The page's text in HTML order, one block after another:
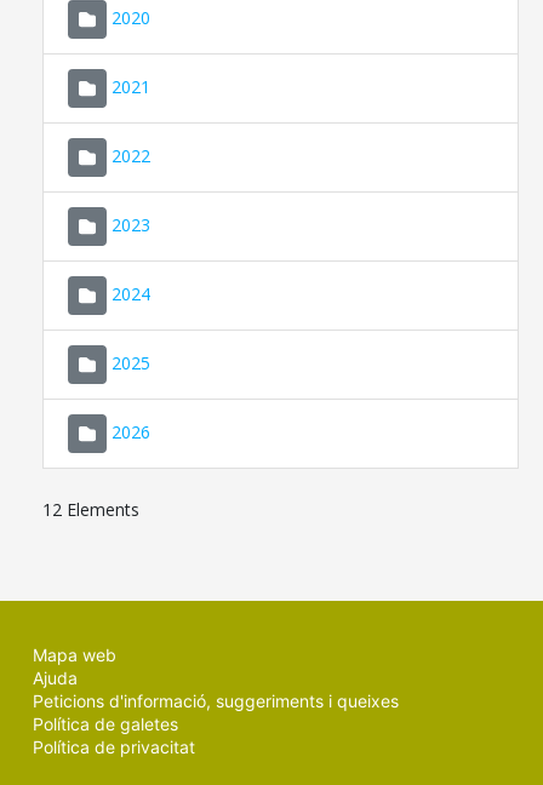
2020
2021
2022
2023
2024
2025
2026
12 Elements
Mapa web
Ajuda
Peticions d'informació, suggeriments i queixes
Política de galetes
Política de privacitat